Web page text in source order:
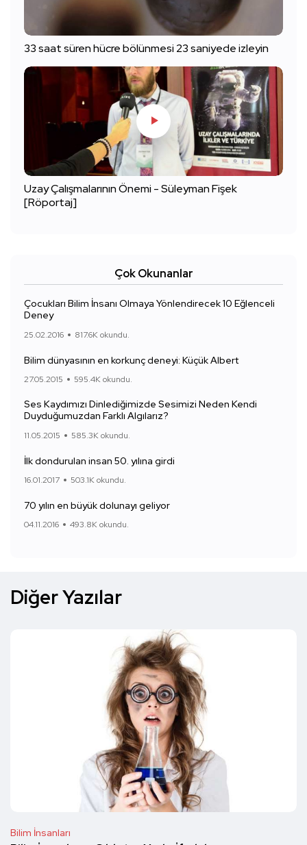
33 saat süren hücre bölünmesi 23 saniyede izleyin
Uzay Çalışmalarının Önemi - Süleyman Fişek
[Röportaj]
Çok Okunanlar
Çocukları Bilim İnsanı Olmaya Yönlendirecek 10 Eğlenceli
Deney
25.02.2016 817.6K okundu.
Bilim dünyasının en korkunç deneyi: Küçük Albert
27.05.2015 595.4K okundu.
Ses Kaydımızı Dinlediğimizde Sesimizi Neden Kendi
Duyduğumuzdan Farklı Algılarız?
11.05.2015 585.3K okundu.
İlk dondurulan insan 50. yılına girdi
16.01.2017 503.1K okundu.
70 yılın en büyük dolunayı geliyor
04.11.2016 493.8K okundu.
Diğer Yazılar
Bilim İnsanları